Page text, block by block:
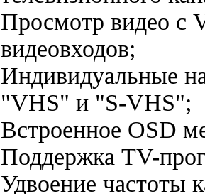
Просмотр видео с
видеовходов;
Индивидуальные
"VHS" и "S-VHS";
Встроенное OSD
Поддержка TV-
Удвоение частоты